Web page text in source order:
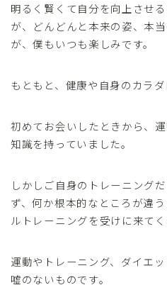
明るく賢くて自分を向上させ
が、どんどんと本来の姿、本
が、僕もいつも楽しみです。
もともと、健康や自身のカラ
初めてお会いしたときから、
知識を持っていました。
しかしご自身のトレーニング
ず、何か根本的なところが違
ルトレーニングを受けに来てく
運動やトレーニング、ダイエ
嘘のないものです。